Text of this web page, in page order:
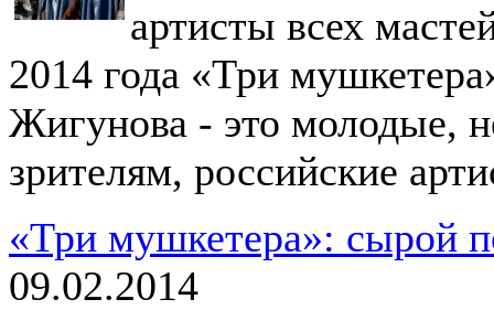
артисты всех
2014 года «Три
Жигунова - это молодые,
зрителям, российские
«Три мушкетера»: сырой
09.02.2014